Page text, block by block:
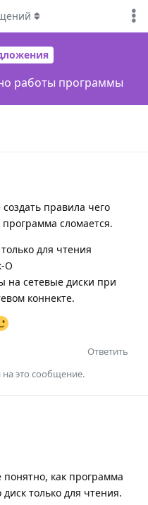
работы программы
правила чего
программа сломается.
для чтения
О
на сетевые диски при
коннекте.
Ответить
на это сообщение.
как программа
только для чтения.